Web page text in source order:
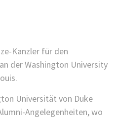
Kanzler für den
der Washington University
Universität von Duke
Angelegenheiten, wo